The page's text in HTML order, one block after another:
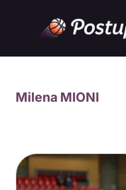
Milena MIONI